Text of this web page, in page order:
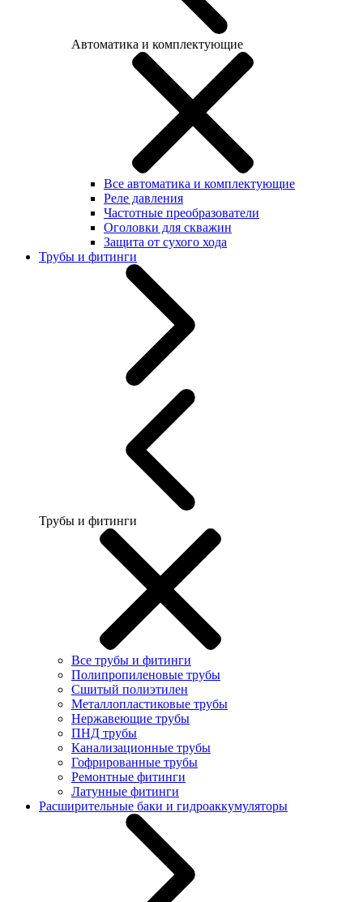
Автоматика и комплектующие
Все автоматика и комплектующие
Реле давления
Частотные преобразователи
Оголовки для скважин
Защита от сухого хода
Трубы и фитинги
Трубы и фитинги
Все трубы и фитинги
Полипропиленовые трубы
Сшитый полиэтилен
Металлопластиковые трубы
Нержавеющие трубы
ПНД трубы
Канализационные трубы
Гофрированные трубы
Ремонтные фитинги
Латунные фитинги
Расширительные баки и гидроаккумуляторы